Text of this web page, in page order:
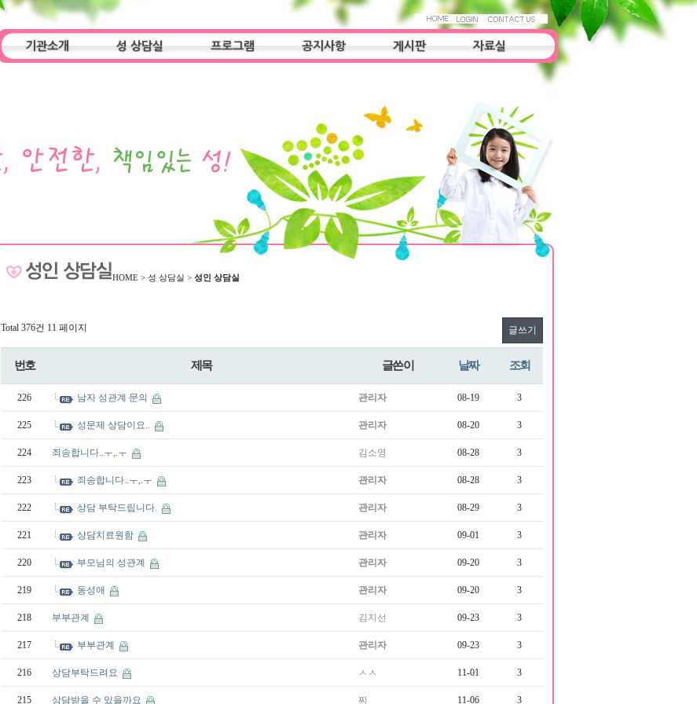
기관소개 성 상담실 프로그램 공지사항 게시판 자료실
HOME > 성 상담실 > 성인 상담실
Total 376건 11 페이지 글쓰기
번호 제목 글쓴이 날짜 조회
226 남자 성관계 문의 관리자 08-19 3
225 성문제 상담이요.. 관리자 08-20 3
224 죄송합니다..ㅜ,.ㅜ 김소영 08-28 3
223 죄송합니다..ㅜ,.ㅜ 관리자 08-28 3
222 상담 부탁드립니다. 관리자 08-29 3
221 상담치료원함 관리자 09-01 3
220 부모님의 성관계 관리자 09-20 3
219 동성애 관리자 09-20 3
218 부부관계 김지선 09-23 3
217 부부관계 관리자 09-23 3
216 상담부탁드려요 ㅅㅅ 11-01 3
215 상담받을 수 있을까요 찌 11-06 3